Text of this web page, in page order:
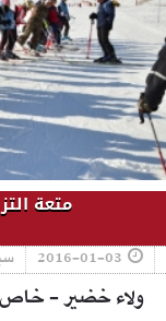
متعة
2016-01-03
ولاء خضير -